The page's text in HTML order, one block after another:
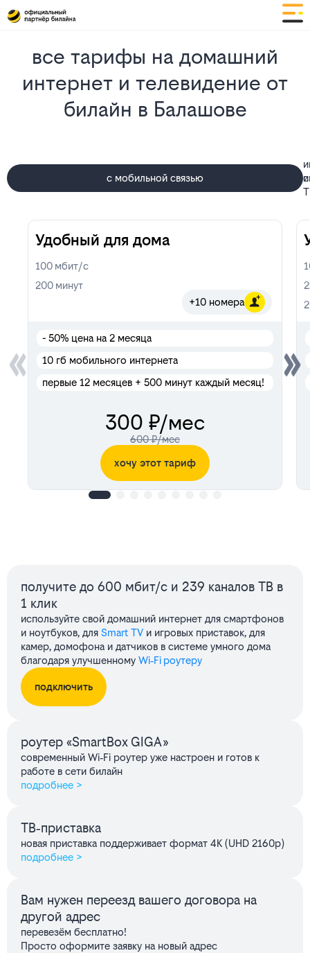
все тарифы на домашний
интернет и телевидение от
билайн в Балашове
с мобильной связью
с
Удобный для дома
100 мбит/с
200 минут
+10 номера
- 50% цена на 2 месяца
10 гб мобильного интернета
первые 12 месяцев + 500 минут каждый месяц!
300 ₽/мес
600 ₽/мес
хочу этот тариф
Сервисы
получите до 600 мбит/с и 239 каналов ТВ в
1 клик
используйте свой домашний интернет для смартфонов
и ноутбуков, для Smart TV и игровых приставок, для
камер, домофона и датчиков в системе умного дома
благодаря улучшенному Wi‑Fi роутеру
подключить
роутер «SmartBox GIGA»
современный Wi‑Fi роутер уже настроен и готов к
работе в сети билайн
подробнее >
ТВ‑приставка
новая приставка поддерживает формат 4K (UHD 2160p)
подробнее >
Вам нужен переезд вашего договора на
другой адрес
перевезём бесплатно!
Просто оформите заявку на новый адрес